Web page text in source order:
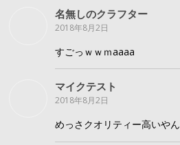
名無しのクラフター
2018年8月2日
すごっｗｗｍaaaa
マイクテスト
2018年8月2日
めっさクオリティー高いやん